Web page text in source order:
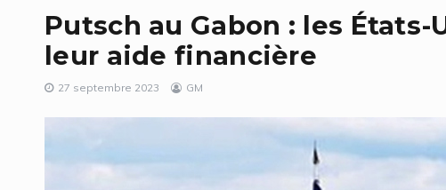
Putsch au Gabon : les
leur aide financière
27 septembre 2023 GM